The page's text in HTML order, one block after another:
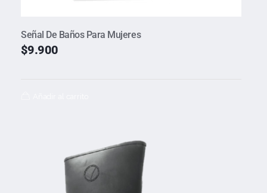
Señal De Baños Para Mujeres
$9.900